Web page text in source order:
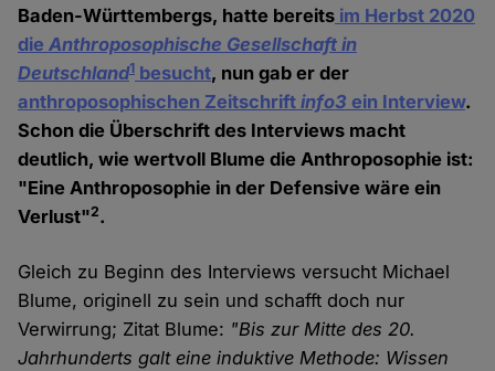
Baden-Württembergs, hatte bereits im Herbst 2020
dieAnthroposophische Gesellschaft in
Deutschland1 besucht, nun gab er der
anthroposophischen Zeitschriftinfo3 ein Interview.
Schon die Überschrift des Interviews macht
deutlich, wie wertvoll Blume die Anthroposophie ist:
"Eine Anthroposophie in der Defensive wäre ein
Verlust"2.
Gleich zu Beginn des Interviews versucht Michael
Blume, originell zu sein und schafft doch nur
Verwirrung; Zitat Blume: "Bis zur Mitte des 20.
Jahrhunderts galt eine induktive Methode: Wissen